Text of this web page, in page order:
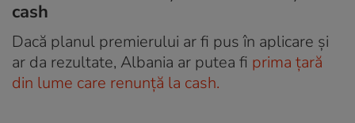
cash
Dacă planul premierului ar fi pus în aplicare și
ar da rezultate, Albania ar putea fi prima țară
din lume care renunță la cash.